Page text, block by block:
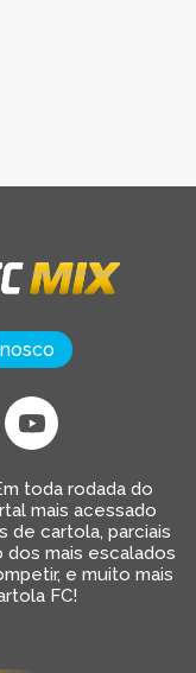
toda rodada do
mais acessado
de cartola, parciais
mais escalados
e muito mais
FC!